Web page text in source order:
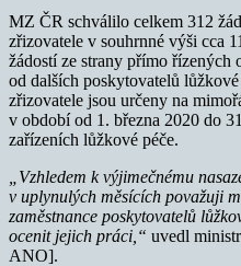
MZ ČR schválilo celkem 312
zřizovatele v souhrnné výši cca
žádostí ze strany přímo
od dalších poskytovatelů
zřizovatele jsou určeny na
v období od 1. března 2020 do
zařízeních lůžkové péče.
„Vzhledem k výjimečnému
v uplynulých měsících považuji
zaměstnance poskytovatelů
ocenit jejich práci,“ uvedl
ANO].